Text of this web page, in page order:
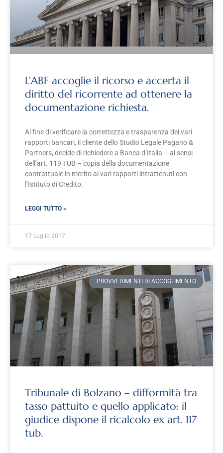
L’ABF accoglie il ricorso e accerta il
diritto del ricorrente ad ottenere la
documentazione richiesta.
Al fine di verificare la correttezza e trasparenza dei vari
rapporti bancari, il cliente dello Studio Legale Pagano &
Partners, decide di richiedere a Banca d’Italia – ai sensi
dell’art. 119 TUB – copia della documentazione
contrattuale in merito ai vari rapporti intrattenuti con
l’Istituto di Credito.
LEGGI TUTTO »
17 Luglio 2017
PROVVEDIMENTI DI ACCOGLIMENTO
Tribunale di Bolzano – difformità tra
tasso pattuito e quello applicato: il
giudice dispone il ricalcolo ex art. 117
tub.